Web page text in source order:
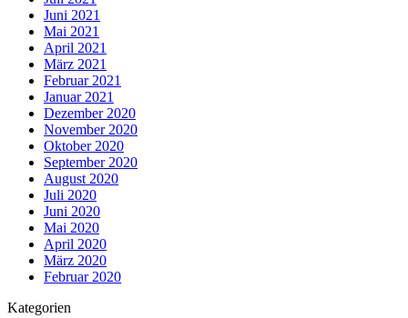
Juni 2021
Mai 2021
April 2021
März 2021
Februar 2021
Januar 2021
Dezember 2020
November 2020
Oktober 2020
September 2020
August 2020
Juli 2020
Juni 2020
Mai 2020
April 2020
März 2020
Februar 2020
Kategorien